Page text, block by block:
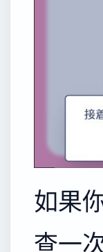
如果
查一